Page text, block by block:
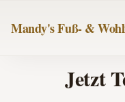
Mandy's Fuß- &
Jetzt